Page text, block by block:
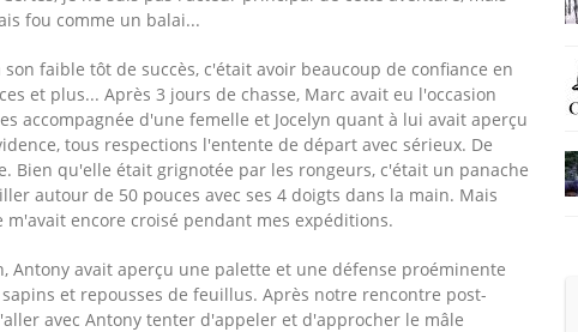
fou comme un balai...
faible tôt de succès, c'était avoir beaucoup de confiance en
et plus... Après 3 jours de chasse, Marc avait eu l'occasion
accompagnée d'une femelle et Jocelyn quant à lui avait aperçu
tous respections l'entente de départ avec sérieux. De
Bien qu'elle était grignotée par les rongeurs, c'était un panache
autour de 50 pouces avec ses 4 doigts dans la main. Mais
encore croisé pendant mes expéditions.
Antony avait aperçu une palette et une défense proéminente
et repousses de feuillus. Après notre rencontre post-
avec Antony tenter d'appeler et d'approcher le mâle